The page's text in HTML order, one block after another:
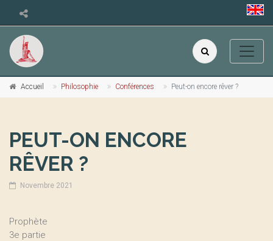
Accueil Philosophie Conférences Peut-on encore rêver ?
PEUT-ON ENCORE
RÊVER ?
Novembre 2021
Prophète
3e partie